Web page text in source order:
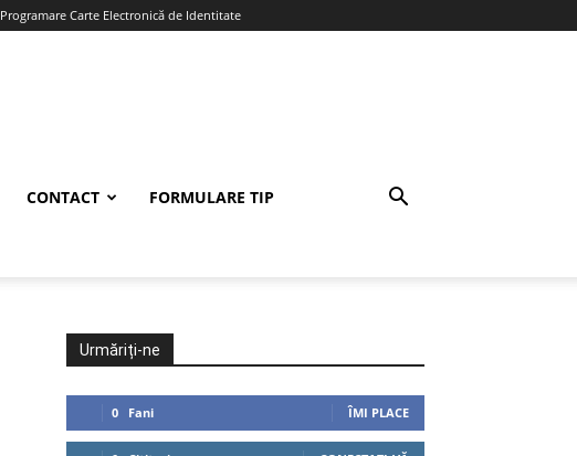
Programare Carte Electronică de Identitate
CONTACT FORMULARE TIP
Urmăriți-ne
0 Fani ÎMI PLACE